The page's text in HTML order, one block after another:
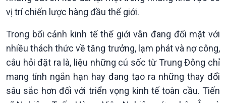
Kinh tế
Tin Kinh tế
Nông nghiệp & Biển đảo
Tin Nông nghiệp & Biển
vị trí chiến lược hàng đầu thế giới.
Trong bối cảnh kinh tế thế giới vẫn đang đối mặt với
nhiều thách thức về tăng trưởng, lạm phát và nợ công,
câu hỏi đặt ra là, liệu những cú sốc từ Trung Đông chỉ
mang tính ngắn hạn hay đang tạo ra những thay đổi
sâu sắc hơn đối với triển vọng kinh tế toàn cầu. Tiến